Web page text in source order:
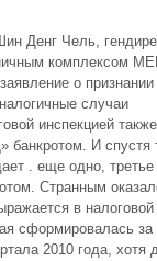
Денг Чель,
комплексом
о признании
случаи
инспекцией
банкротом. И спустя
. еще одно, третье
Странным
в налоговой
сформировалась за
2010 года, хотя